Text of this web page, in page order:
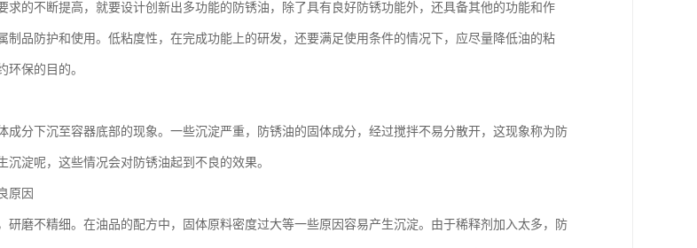
求的不断提高，就要设计创新出多功能的防锈油，除了具有良好防锈功能外，还具备其他的功能和作
制品防护和使用。低粘度性，在完成功能上的研发，还要满足使用条件的情况下，应尽量降低油的粘
环保的目的。
成分下沉至容器底部的现象。一些沉淀严重，防锈油的固体成分，经过搅拌不易分散开，这现象称为防
沉淀呢，这些情况会对防锈油起到不良的效果。
原因
研磨不精细。在油品的配方中，固体原料密度过大等一些原因容易产生沉淀。由于稀释剂加入太多，防